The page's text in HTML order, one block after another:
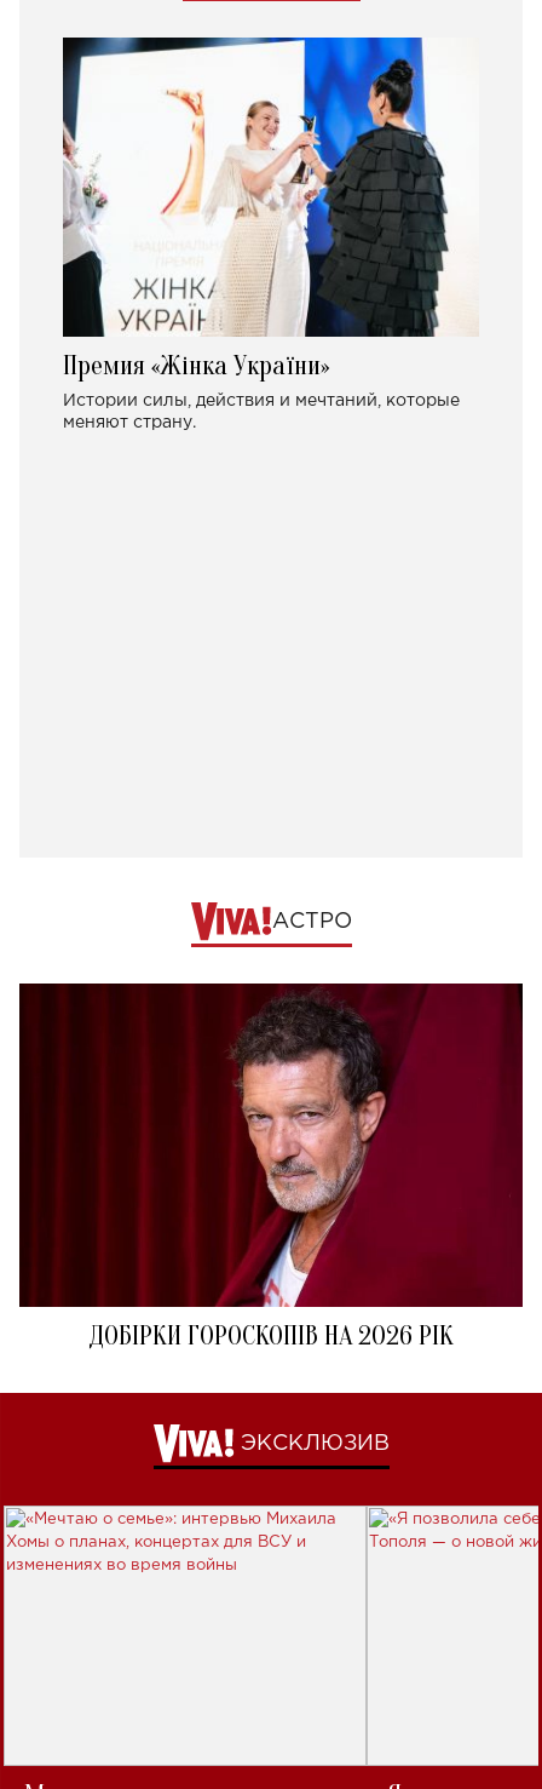
Премия «Жінка України»
Истории силы, действия и мечтаний, которые
меняют страну.
АСТРО
ДОБІРКИ ГОРОСКОПІВ НА 2026 РІК
ЭКСКЛЮЗИВ